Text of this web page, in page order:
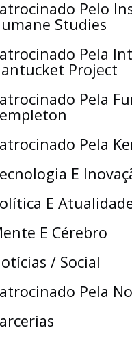
Pelo
Studies
Pela
Project
Pela
Pela
E
E
E Cérebro
/ Social
Pela